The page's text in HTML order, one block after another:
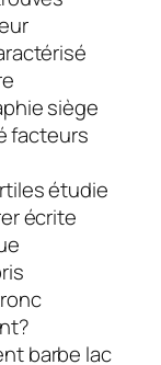
siège
facteurs
étudie
écrite
barbe lac